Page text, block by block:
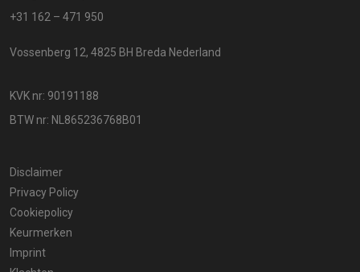
+31 162 – 471 950
Vossenberg 12, 4825 BH Breda Nederland
KVK nr: 90191188
BTW nr: NL865236768B01
Disclaimer
Privacy Policy
Cookiepolicy
Keurmerken
Imprint